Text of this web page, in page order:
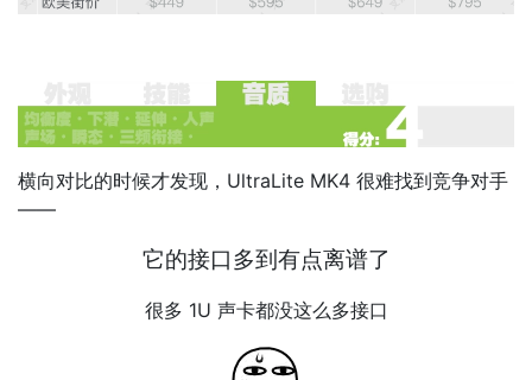
横向对比的时候才发现，UltraLite MK4 很难找到竞争对手
——
它的接口多到有点离谱了
很多 1U 声卡都没这么多接口